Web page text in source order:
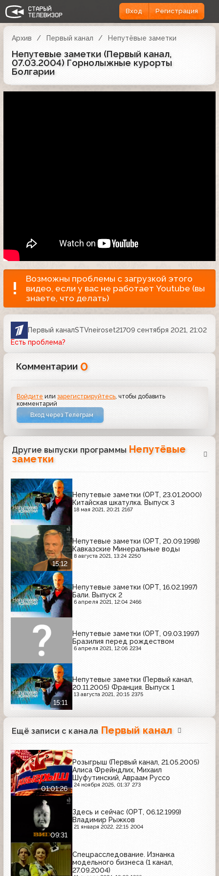
Вход Регистрация
Архив Первый канал Непутёвые заметки
Непутевые заметки (Первый канал,
07.03.2004) Горнолыжные курорты
Болгарии
Возможны проблемы с загрузкой этого
видео, если у вас не работает Youtube (вы
знаете, что делать)
Первый каналSTVneiroset21709 сентября 2021, 21:02
Есть проблема?
Комментарии 0
Войдите илизарегистрируйтесь , чтобы добавить
комментарий
Вход через Телеграм
Другие выпуски программы Непутёвые
заметки
Непутевые заметки (ОРТ, 23.01.2000)
Китайская шкатулка. Выпуск 3
18 мая 2021, 20:21 2167
15:12
Непутевые заметки (ОРТ, 20.09.1998)
Кавказские Минеральные воды
8 августа 2021, 13:24 2250
Непутевые заметки (ОРТ, 16.02.1997)
Бали. Выпуск 2
6 апреля 2021, 12:04 2466
Непутевые заметки (ОРТ, 09.03.1997)
Бразилия перед рождеством
6 апреля 2021, 12:06 2234
15:11
Непутевые заметки (Первый канал,
20.11.2005) Франция. Выпуск 1
13 августа 2021, 20:15 2375
Ещё записи с канала Первый канал
01:01:26
Розыгрыш (Первый канал, 21.05.2005)
Алиса Фрейндлих, Михаил
Шуфутинский, Авраам Руссо
24 ноября 2025, 01:37 273
09:31
Здесь и сейчас (ОРТ, 06.12.1999)
Владимир Рыжков
21 января 2022, 22:15 2004
Спецрасследование. Изнанка
модельного бизнеса (1 канал,
27.09.2004)